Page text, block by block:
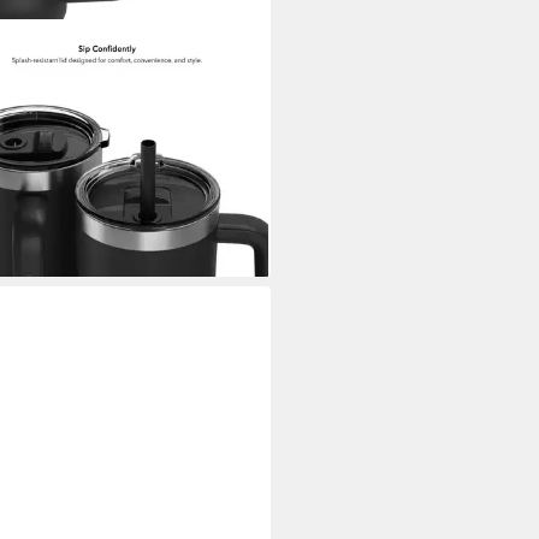
Tumbler 30 oz (887 ml),
Edelstahl, vakuum­isoliert
24 h kalt / 4 h heiß)
€
- in 4-5 Werktagen bei dir